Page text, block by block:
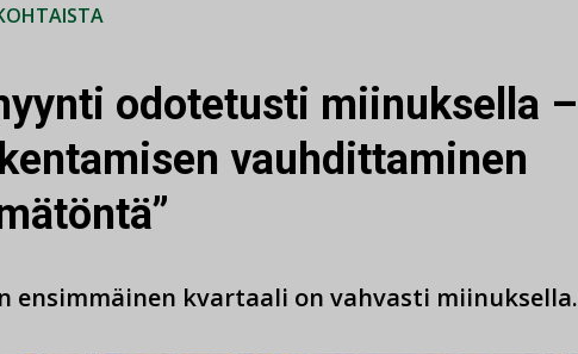
odotetusti miinuksella –
vauhdittaminen
ensimmäinen kvartaali on vahvasti miinuksella.